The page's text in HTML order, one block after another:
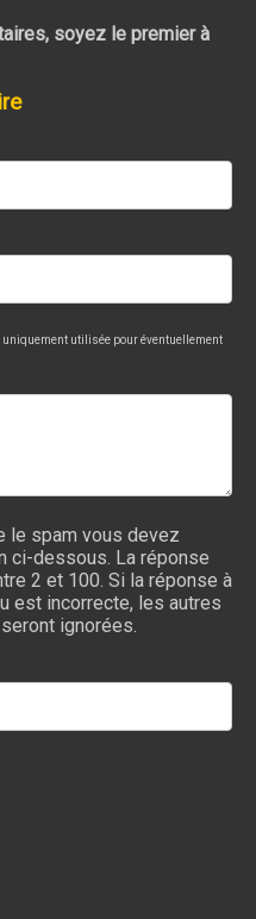
soyez le premier à
utilisée pour éventuellement
le spam vous devez
ci-dessous. La réponse
2 et 100. Si la réponse à
est incorrecte, les autres
ignorées.